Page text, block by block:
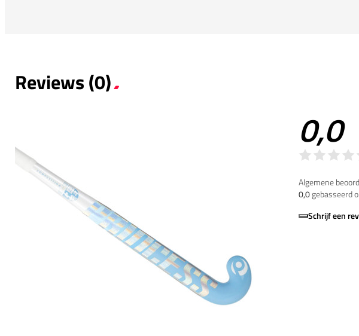
Reviews (0)
0,0
Algemene
0,0gebasseerd
Schrijf een